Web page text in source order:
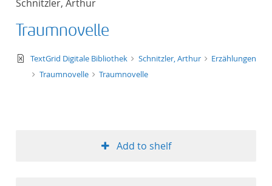
Schnitzler, Arthur
Traumnovelle
text/xml
TextGrid Digitale Bibliothek Schnitzler, Arthur
Erzählungen
Traumnovelle
Traumnovelle
Add to shelf